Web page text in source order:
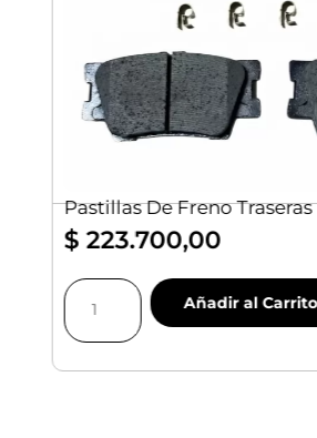
Pastillas De Freno
$ 223.700,00
Pastillas
Freno
Añadir al Carrito